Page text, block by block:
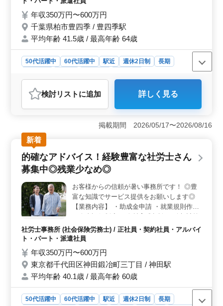
所訪問などもあり、地域の企業を支える重要な役割を担
うことができます。経験を活かし、さらに成長できる場
として最適です。
年収350万円〜600万円
千葉県柏市豊四季 / 豊四季駅
平均年齢 41.5歳 / 最高年齢 64歳
50代活躍中 60代活躍中 駅近 週休2日制
長期
社労士事務所
おすすめポイント
＜経験豊富な社労士募集＞ 社労士事務所での経験を活
かしませんか？千葉県柏市の駅チカでアクセス良好な環
境にある事務所で、長く働ける社労士を募集中です。50
代・60代も活躍中の企業で、経験者の方を歓迎していま
す。 ＜幅広い業務内容＞ 入社・退社手続きから社
会保険新規適用、年度更新／算定基礎届、賃金・評価制
度など、幅広い業務に携わりながら、専門スキルを更に
ジションです。 ＜働きやすい条件＞ 土日祝日休み
で、交通費は実費支給です。駅チカでアクセスも良好な
ため、通勤がスムーズです。長く働きたい方にとって理
想的な条件が整っています。お気軽にお問い合わせくだ
さい♫
検討リスト に追加 詳しく見る
掲載期間 2026/05/17〜2026/08/16
新着
的確なアドバイス！経験豊富な社労士さん
募集中◎残業少なめ◎
お客様からの信頼が暑い事務所です！ ◎豊
富な知識でサービス提供をお願いします◎
【業務内容】 ・助成金申請 ・就業規則作成
代行 等 ＊備考＊ ・残業少なめ ・社会保険
完備 経験重視企業です♪ ご応募お待ちして
社労士事務所 (社会保険労務士) / 正社員・契約社員・アルバイ
ト・パート・派遣社員
年収350万円〜600万円
東京都千代田区神田鍛冶町三丁目 / 神田駅
平均年齢 40.1歳 / 最高年齢 60歳
50代活躍中 60代活躍中 駅近 週休2日制
長期